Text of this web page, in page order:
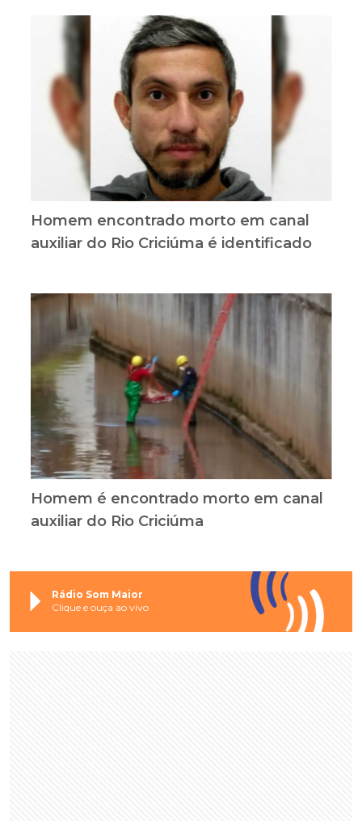
Homem encontrado morto em canal
auxiliar do Rio Criciúma é identificado
Homem é encontrado morto em canal
auxiliar do Rio Criciúma
Rádio Som Maior
Clique e ouça ao vivo